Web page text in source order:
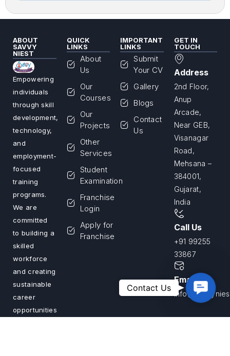
ABOUT
SAVVY
NIEST
Empowering
individuals
through skill
development,
technology,
and
employment-
focused
training
programs.
We are
committed
to building a
skilled
workforce
and creating
sustainable
career
opportunities
QUICK
LINKS
About
Us
Our
Courses
Our
Projects
Other
Services
Student
Examination
Franchise
Login
Apply for
Franchise
IMPORTANT
LINKS
Submit
Your CV
Gallery
Blogs
Contact
Us
GET IN
TOUCH
Address
2nd Floor,
Anup
Arcade,
Near GEB,
Visanagar
Road,
Mehsana –
384001,
Gujarat,
India
Call Us
+91 99255
33867
Email Us
Us
Contact Us